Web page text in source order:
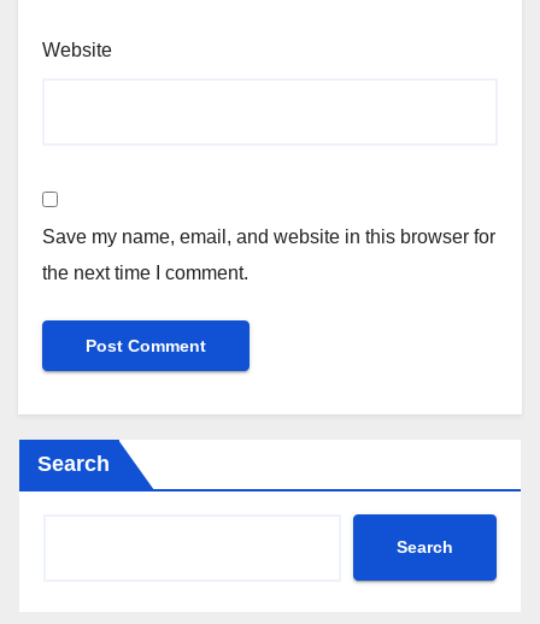
Website
Save my name, email, and website in this browser for
the next time I comment.
Search
Search